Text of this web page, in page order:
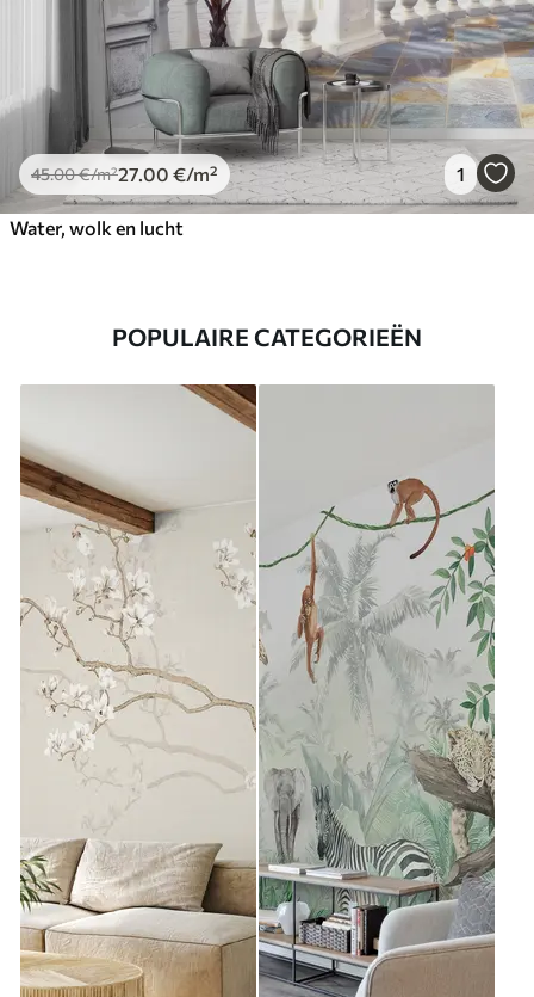
45.00€/m²27 .00 €/m² 1
Water, wolk en lucht
POPULAIRE CATEGORIEËN